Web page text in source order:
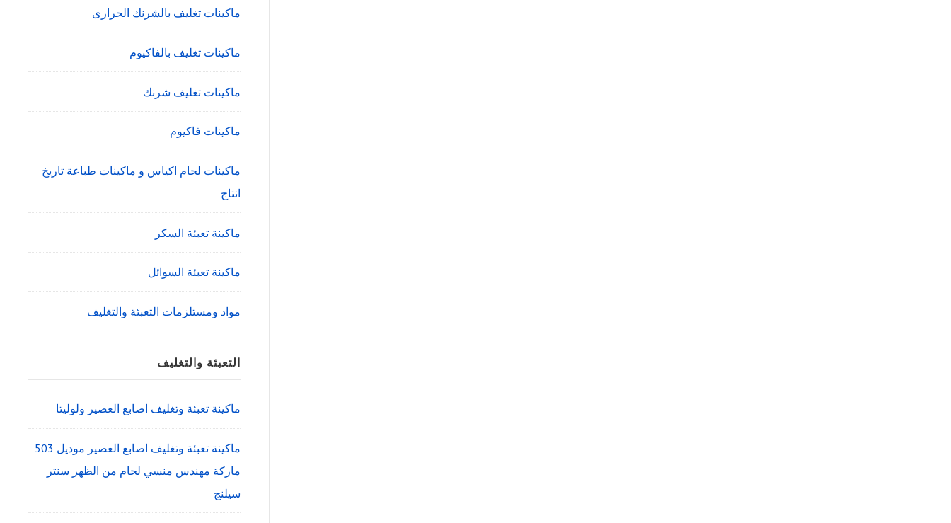
ماكينات تغليف بالشرنك الحرارى
ماكينات تغليف بالفاكيوم
ماكينات تغليف شرنك
ماكينات فاكيوم
ماكينات لحام اكياس و ماكينات طباعة تاريخ
انتاج
ماكينة تعبئة السكر
ماكينة تعبئة السوائل
مواد ومستلزمات التعبئة والتغليف
التعبئة والتغليف
ماكينة تعبئة وتغليف اصابع العصير ولوليتا
ماكينة تعبئة وتغليف اصابع العصير موديل 503
ماركة مهندس منسي لحام من الظهر سنتر
سيلنج